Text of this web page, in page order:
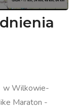
w Wilkowie-
Maraton -